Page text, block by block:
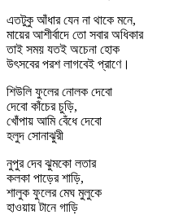
এতটুকু আঁধার যেন না থাকে মনে,
মায়ের আশীর্বাদে তো সবার অধিকার
তাই সময় যতই অচেনা হোক
উৎসবের পরশ লাগবেই প্রাণে।
শিউলি ফুলের নোলক দেবো
দেবো কাঁচের চুড়ি,
খোঁপায় আমি বেঁধে দেবো
হলুদ সোনাঝুরী
নুপুর দেব ঝুমকো লতার
কলকা পাড়ের শাড়ি,
শালুক ফুলের মেঘ মুলুকে
হাওয়ায় টানে গাড়ি